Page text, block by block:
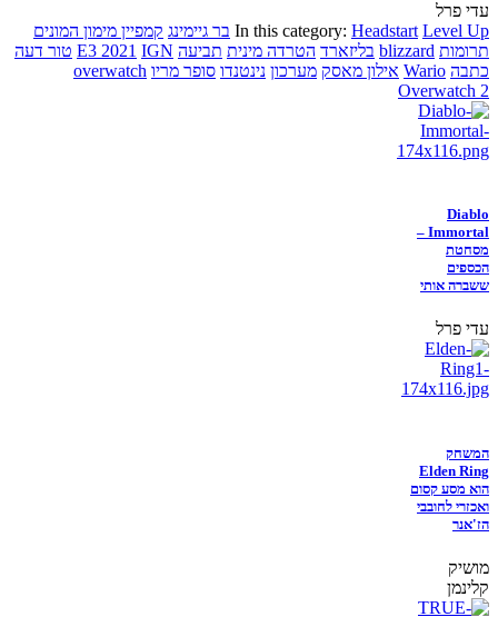
עדי פרל
In this category: Headstart Level Up בר גיימינג קמפיין מימון המונים
תרומות blizzard בליזארד הטרדה מינית תביעה E3 2021 IGN
טור דעה
כתבה Wario אילון מאסק מערכון נינטנדו סופר מריו overwatch
Overwatch 2
Diablo
Immortal –
מסחטת
הכספים
ששברה אותי
עדי פרל
המשחק
Elden Ring
הוא מסע קסום
ואכזרי לחובבי
הז'אנר
מושיק
קלינמן